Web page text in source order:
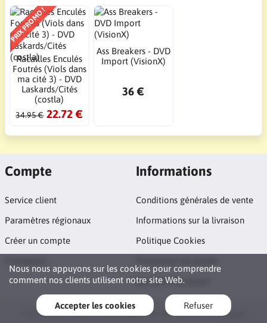
PRIX PROMO !
Racailles Enculés
Foutrés (Viols dans
ma cité 3) - DVD
Laskards/Cités
(costla)
34.95 € 22.72 €
Ass Breakers - DVD
Import (VisionX)
36 €
Nous nous appuyons sur les cookies pour comprendre
comment nos clients utilisent notre site Web.
Accepter les cookies Refuser
Compte
Service client
Paramètres régionaux
Créer un compte
Informations
Conditions générales de vente
Informations sur la livraison
Politique Cookies
Qui sommes nous?
Copyright © 2026 FilmsXGay. All rights reserved · Powered by LiteCart®